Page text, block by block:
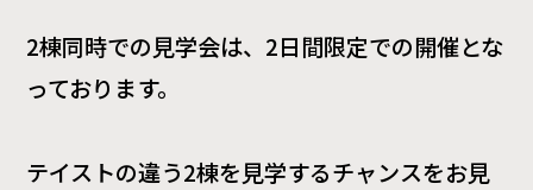
2棟同時での見学会は、 2日間限定での開催とな
っております。
テイストの違う2棟を見学するチャンスをお見